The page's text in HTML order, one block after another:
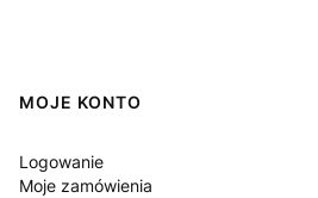
Linki w stopce
MOJE KONTO
Logowanie
Moje zamówienia